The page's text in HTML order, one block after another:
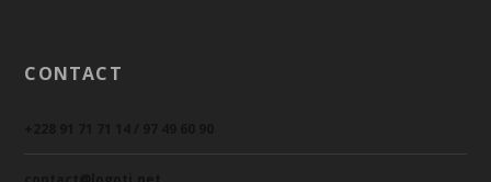
CONTACT